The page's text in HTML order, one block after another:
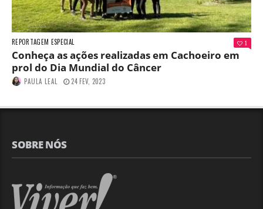
REPORTAGEM ESPECIAL 1
Conheça as ações realizadas em Cachoeiro em
prol do Dia Mundial do Câncer
PAULA LEAL 24 FEV, 2023
SOBRE NÓS